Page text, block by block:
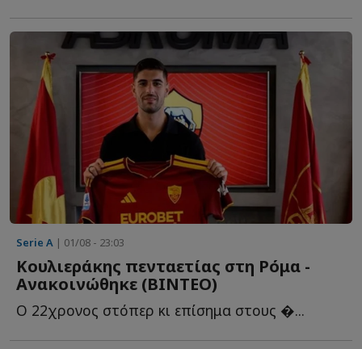
Serie A | 01/08 - 23:03
Κουλιεράκης πενταετίας στη Ρόμα -
Ανακοινώθηκε (BINTEΟ)
Ο 22χρονος στόπερ κι επίσημα στους �...